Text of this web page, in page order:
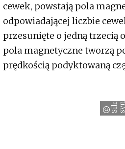
cewek, powstają pola
odpowiadającej liczbie
przesunięte o jedną trzecią
pola magnetyczne tworzą
prędkością podyktowaną
n
k
y
n
h
r
o
n
i
z
n
r
i
k
i
e
w
n
ę
t
r
z
y
s
t
a
l
o
a
n
d
d